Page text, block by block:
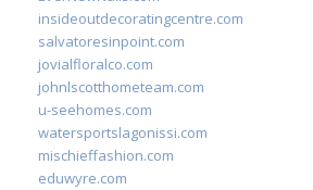
insideoutdecoratingcentre.com
salvatoresinpoint.com
jovialfloralco.com
johnlscotthometeam.com
u-seehomes.com
watersportslagonissi.com
mischieffashion.com
eduwyre.com